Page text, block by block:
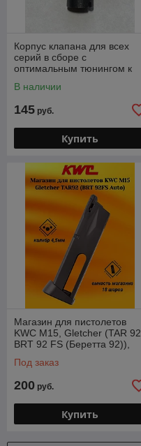
Корпус клапана для всех
серий в сборе с
оптимальным тюнингом к
В наличии
145 руб.
Купить
Магазин для пистолетов
KWC M15, Gletcher (TAR 92,
BRT 92 FS (Беретта 92)),
Под заказ
200 руб.
Купить